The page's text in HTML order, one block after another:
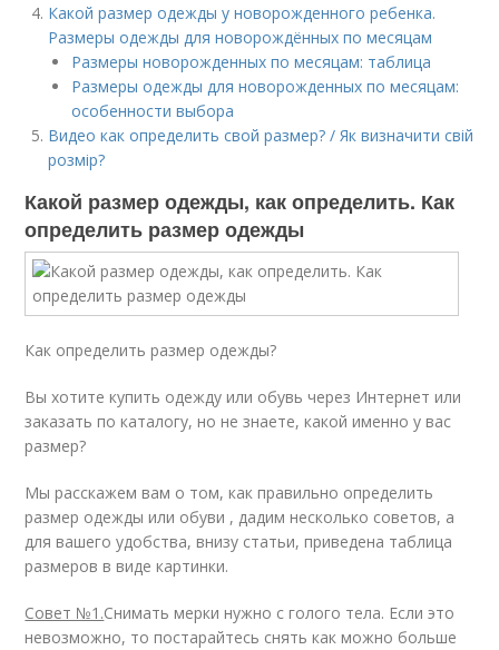
Какой размер одежды у новорожденного ребенка.
Размеры одежды для новорождённых по месяцам
Размеры новорожденных по месяцам: таблица
Размеры одежды для новорожденных по месяцам:
особенности выбора
Видео как определить свой размер? / Як визначити свій
розмір?
Какой размер одежды, как определить. Как
определить размер одежды
Как определить размер одежды?
Вы хотите купить одежду или обувь через Интернет или
заказать по каталогу, но не знаете, какой именно у вас
размер?
Мы расскажем вам о том, как правильно определить
размер одежды или обуви , дадим несколько советов, а
для вашего удобства, внизу статьи, приведена таблица
размеров в виде картинки.
Совет №1.Снимать мерки нужно с голого тела. Если это
невозможно, то постарайтесь снять как можно больше